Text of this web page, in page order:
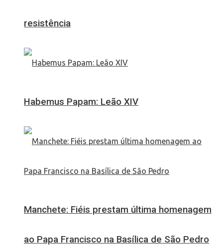
resistência
Habemus Papam: Leão XIV
Manchete: Fiéis prestam última homenagem
ao Papa Francisco na Basílica de São Pedro